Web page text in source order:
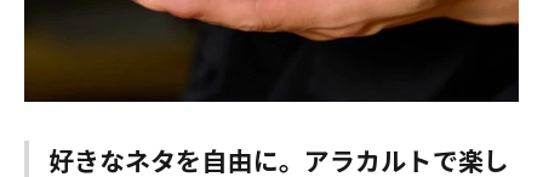
好きなネタを自由に。アラカルトで楽し